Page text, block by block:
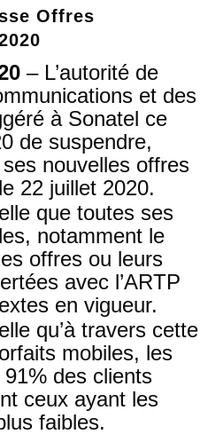
Offres
– L’autorité de
et des
à Sonatel ce
de suspendre,
nouvelles offres
22 juillet 2020.
que toutes ses
notamment le
offres ou leurs
avec l’ARTP
en vigueur.
qu’à travers cette
mobiles, les
des clients
ceux ayant les
faibles.